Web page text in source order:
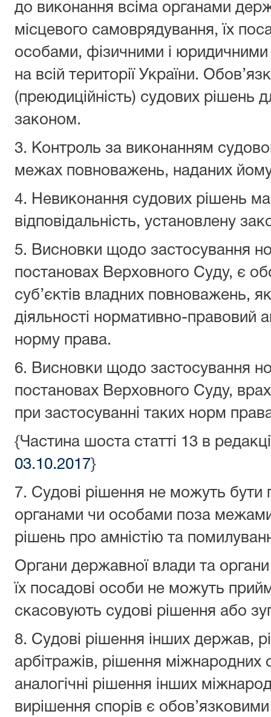
до виконання всіма органами
місцевого самоврядування, їх
особами, фізичними і юридичними
на всій території України.
(преюдиційність) судових рішень
законом.
3. Контроль за виконанням
межах повноважень, наданих
4. Невиконання судових рішень
відповідальність, установлену
5. Висновки щодо застосування
постановах Верховного Суду, є
суб’єктів владних повноважень,
діяльності нормативно-правовий
норму права.
6. Висновки щодо застосування
постановах Верховного Суду,
при застосуванні таких норм
{Частина шоста статті 13 в
03.10.2017}
7. Судові рішення не можуть бути
органами чи особами поза
рішень про амністію та
Органи державної влади та
їх посадові особи не можуть
скасовують судові рішення або
8. Судові рішення інших держав,
арбітражів, рішення міжнародних
аналогічні рішення інших
вирішення спорів є